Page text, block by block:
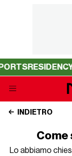
- LA SERIE
INDIETRO
Come
Lo abbiamo